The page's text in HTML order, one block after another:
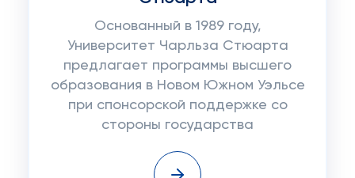
Основанный в 1989 году,
Университет Чарльза Стюарта
предлагает программы высшего
образования в Новом Южном Уэльсе
при спонсорской поддержке со
стороны государства